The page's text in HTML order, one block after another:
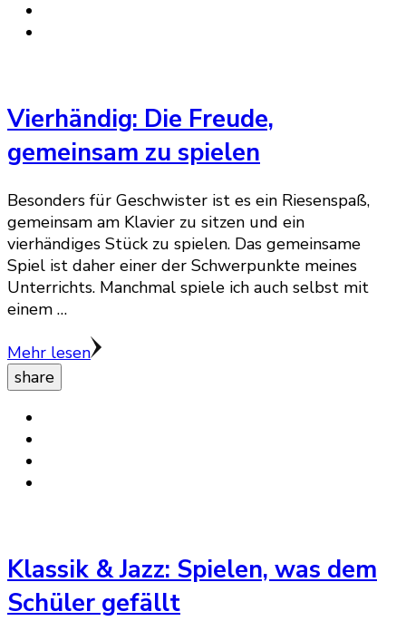
Vierhändig: Die Freude,
gemeinsam zu spielen
Besonders für Geschwister ist es ein Riesenspaß,
gemeinsam am Klavier zu sitzen und ein
vierhändiges Stück zu spielen. Das gemeinsame
Spiel ist daher einer der Schwerpunkte meines
Unterrichts. Manchmal spiele ich auch selbst mit
einem …
Mehr lesen
share
Klassik & Jazz: Spielen, was dem
Schüler gefällt